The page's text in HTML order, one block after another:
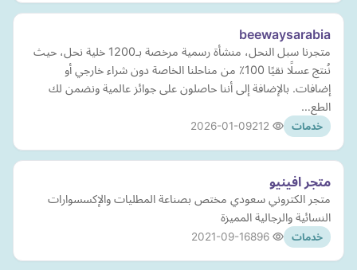
beewaysarabia
متجرنا سبل النحل، منشأة رسمية مرخصة بـ1200 خلية نحل، حيث
نُنتج عسلًا نقيًا 100٪ من مناحلنا الخاصة دون شراء خارجي أو
إضافات. بالإضافة إلى أننا حاصلون على جوائز عالمية ونضمن لك
الطع…
خدمات 2026-01-09
متجر افينيو
متجر الكتروني سعودي مختص بصناعة المطليات والإكسسوارات
النسائية والرجالية المميزة
خدمات 2021-09-16